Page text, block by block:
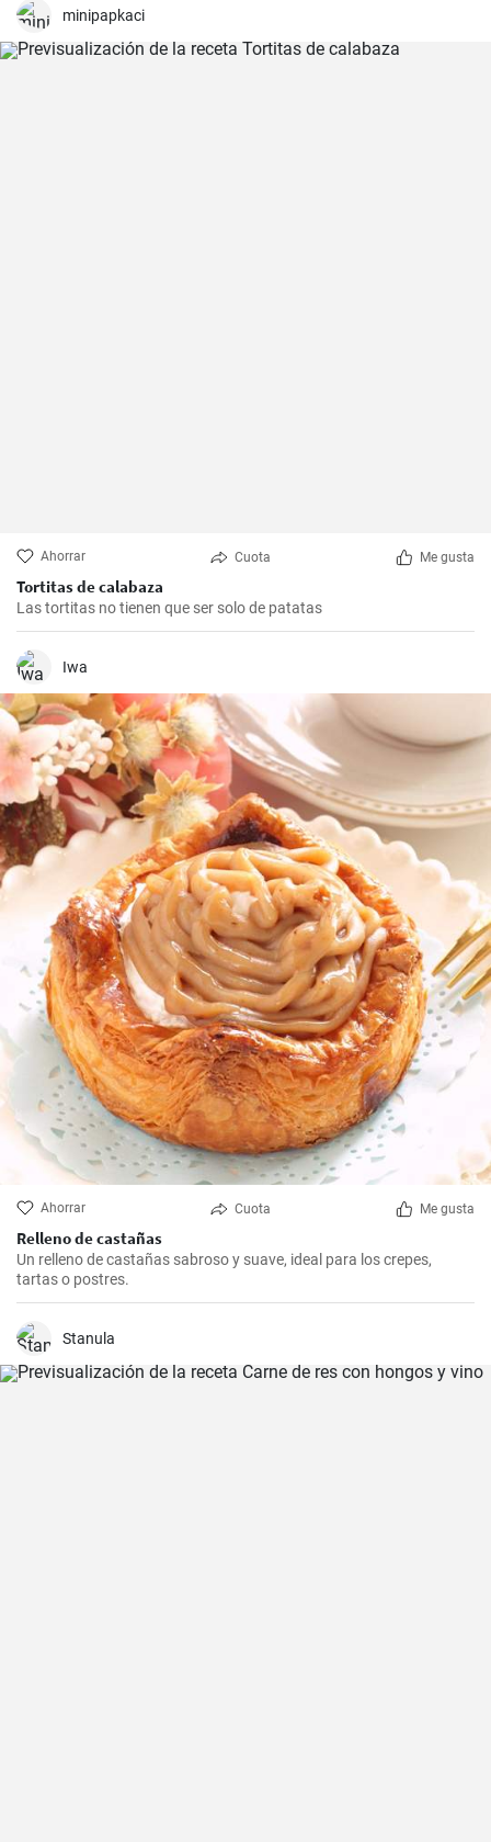
minipapkaci
Ahorrar Cuota Me gusta
Tortitas de calabaza
Las tortitas no tienen que ser solo de patatas
Iwa
Ahorrar Cuota Me gusta
Relleno de castañas
Un relleno de castañas sabroso y suave, ideal para los crepes,
tartas o postres.
Stanula